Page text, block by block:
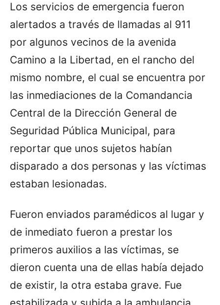
Los servicios de emergencia fueron
alertados a través de llamadas al 911
por algunos vecinos de la avenida
Camino a la Libertad, en el rancho del
mismo nombre, el cual se encuentra por
las inmediaciones de la Comandancia
Central de la Dirección General de
Seguridad Pública Municipal, para
reportar que unos sujetos habían
disparado a dos personas y las víctimas
estaban lesionadas.
Fueron enviados paramédicos al lugar y
de inmediato fueron a prestar los
primeros auxilios a las víctimas, se
dieron cuenta una de ellas había dejado
de existir, la otra estaba grave. Fue